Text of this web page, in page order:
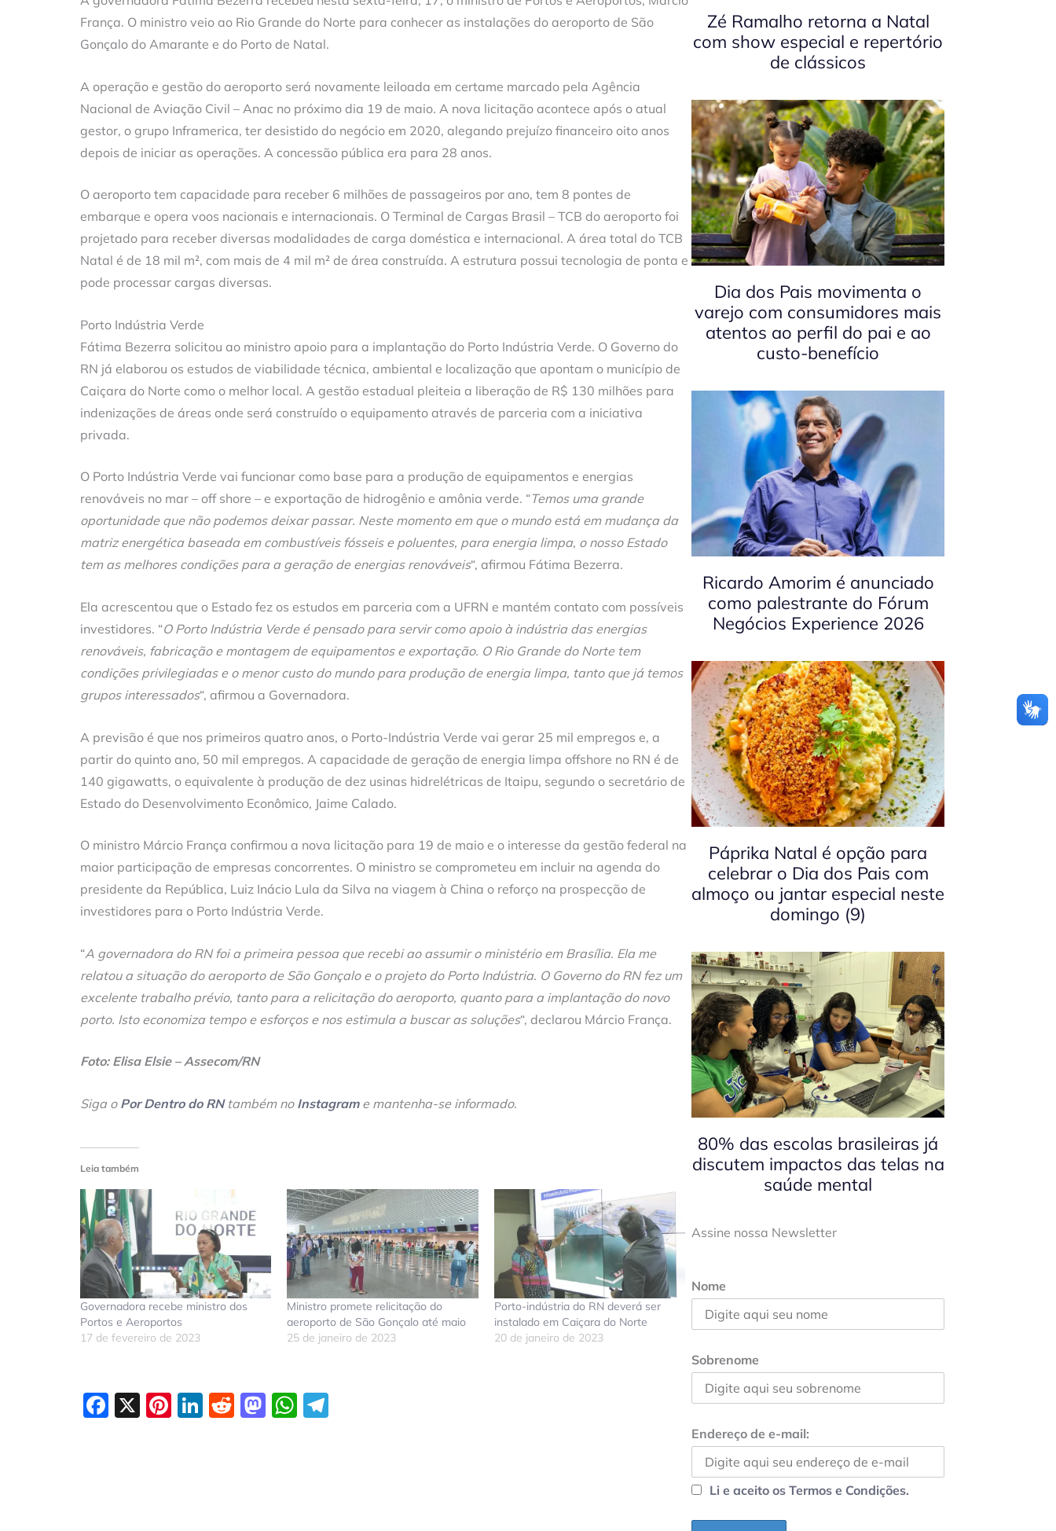
França. O ministro veio ao Rio Grande do Norte para conhecer as instalações do aeroporto de São
Gonçalo do Amarante e do Porto de Natal.
A operação e gestão do aeroporto será novamente leiloada em certame marcado pela Agência
Nacional de Aviação Civil – Anac no próximo dia 19 de maio. A nova licitação acontece após o atual
gestor, o grupo Inframerica, ter desistido do negócio em 2020, alegando prejuízo financeiro oito anos
depois de iniciar as operações. A concessão pública era para 28 anos.
O aeroporto tem capacidade para receber 6 milhões de passageiros por ano, tem 8 pontes de
embarque e opera voos nacionais e internacionais. O Terminal de Cargas Brasil – TCB do aeroporto foi
projetado para receber diversas modalidades de carga doméstica e internacional. A área total do TCB
Natal é de 18 mil m², com mais de 4 mil m² de área construída. A estrutura possui tecnologia de ponta e
pode processar cargas diversas.
Porto Indústria Verde
Fátima Bezerra solicitou ao ministro apoio para a implantação do Porto Indústria Verde. O Governo do
RN já elaborou os estudos de viabilidade técnica, ambiental e localização que apontam o município de
Caiçara do Norte como o melhor local. A gestão estadual pleiteia a liberação de R$ 130 milhões para
indenizações de áreas onde será construído o equipamento através de parceria com a iniciativa
privada.
O Porto Indústria Verde vai funcionar como base para a produção de equipamentos e energias
renováveis no mar – off shore – e exportação de hidrogênio e amônia verde. “Temos uma grande
oportunidade que não podemos deixar passar. Neste momento em que o mundo está em mudança da
matriz energética baseada em combustíveis fósseis e poluentes, para energia limpa, o nosso Estado
tem as melhores condições para a geração de energias renováveis“, afirmou Fátima Bezerra.
Ela acrescentou que o Estado fez os estudos em parceria com a UFRN e mantém contato com possíveis
investidores. “O Porto Indústria Verde é pensado para servir como apoio à indústria das energias
renováveis, fabricação e montagem de equipamentos e exportação. O Rio Grande do Norte tem
condições privilegiadas e o menor custo do mundo para produção de energia limpa, tanto que já temos
grupos interessados“, afirmou a Governadora.
A previsão é que nos primeiros quatro anos, o Porto-Indústria Verde vai gerar 25 mil empregos e, a
partir do quinto ano, 50 mil empregos. A capacidade de geração de energia limpa offshore no RN é de
140 gigawatts, o equivalente à produção de dez usinas hidrelétricas de Itaipu, segundo o secretário de
Estado do Desenvolvimento Econômico, Jaime Calado.
O ministro Márcio França confirmou a nova licitação para 19 de maio e o interesse da gestão federal na
maior participação de empresas concorrentes. O ministro se comprometeu em incluir na agenda do
presidente da República, Luiz Inácio Lula da Silva na viagem à China o reforço na prospecção de
investidores para o Porto Indústria Verde.
“A governadora do RN foi a primeira pessoa que recebi ao assumir o ministério em Brasília. Ela me
relatou a situação do aeroporto de São Gonçalo e o projeto do Porto Indústria. O Governo do RN fez um
excelente trabalho prévio, tanto para a relicitação do aeroporto, quanto para a implantação do novo
porto. Isto economiza tempo e esforços e nos estimula a buscar as soluções“, declarou Márcio França.
Foto: Elisa Elsie – Assecom/RN
Siga o Por Dentro do RNtambém no Instagrame mantenha-se informado.
Leia também
Governadora recebe ministro dos
Portos e Aeroportos
17 de fevereiro de 2023
Ministro promete relicitação do
aeroporto de São Gonçalo até maio
25 de janeiro de 2023
Porto-indústria do RN deverá ser
instalado em Caiçara do Norte
20 de janeiro de 2023
Facebook
X Pinterest
LinkedIn
Reddit
Mastodon
WhatsApp
Zé Ramalho retorna a Natal
com show especial e repertório
de clássicos
Dia dos Pais movimenta o
varejo com consumidores mais
atentos ao perfil do pai e ao
custo-benefício
Ricardo Amorim é anunciado
como palestrante do Fórum
Negócios Experience 2026
Páprika Natal é opção para
celebrar o Dia dos Pais com
almoço ou jantar especial neste
domingo (9)
80% das escolas brasileiras já
discutem impactos das telas na
saúde mental
Assine nossa Newsletter
Nome
Sobrenome
Endereço de e-mail:
Li e aceito os Termos e Condições.